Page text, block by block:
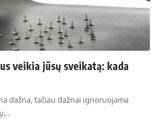
veikia jūsų sveikatą: kada
dažna, tačiau dažnai ignoruojama